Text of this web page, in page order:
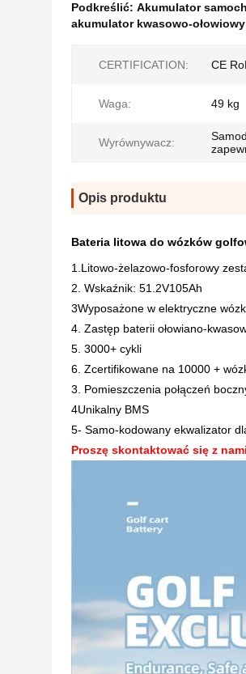
Podkreślić: Akumulator
akumulator kwasowo-
CERTIFICATION: CE
Waga: 49 kg
Wyrównywacz:
Opis produktu
Bateria litowa do wózków
1.Litowo-żelazowo-fosforowy
2. Wskaźnik: 51.2V105Ah
3Wyposażone w elektryczne
4. Zastęp baterii ołowiano-
5. 3000+ cykli
6. Zcertifikowane na 10000 +
3. Pomieszczenia połączeń
4Unikalny BMS
5- Samo-kodowany ekwalizator
Proszę skontaktować się z